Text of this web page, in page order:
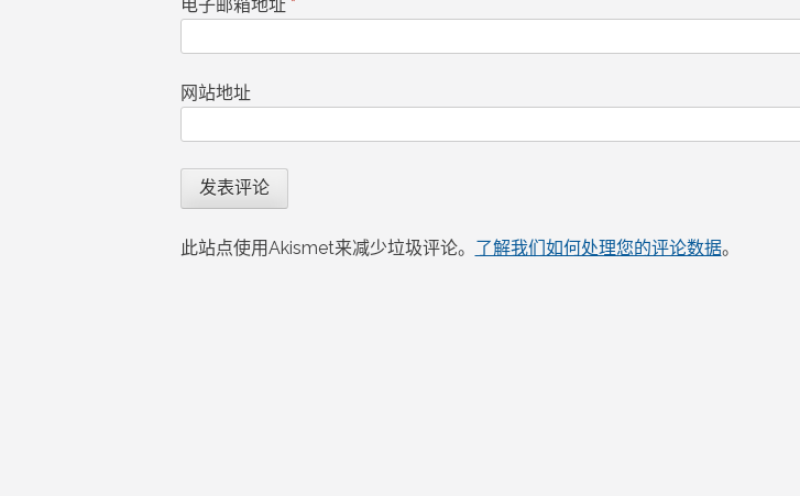
电子邮箱地址 *
网站地址
此站点使用Akismet来减少垃圾评论。 了解我们如何处理您的评论数据。